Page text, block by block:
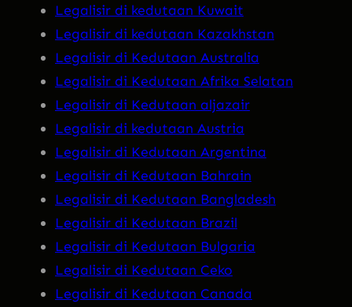
Legalisir di kedutaan Kuwait
Legalisir di kedutaan Kazakhstan
Legalisir di Kedutaan Australia
Legalisir di Kedutaan Afrika Selatan
Legalisir di Kedutaan aljazair
Legalisir di kedutaan Austria
Legalisir di Kedutaan Argentina
Legalisir di Kedutaan Bahrain
Legalisir di Kedutaan Bangladesh
Legalisir di Kedutaan Brazil
Legalisir di Kedutaan Bulgaria
Legalisir di Kedutaan Ceko
Legalisir di Kedutaan Canada